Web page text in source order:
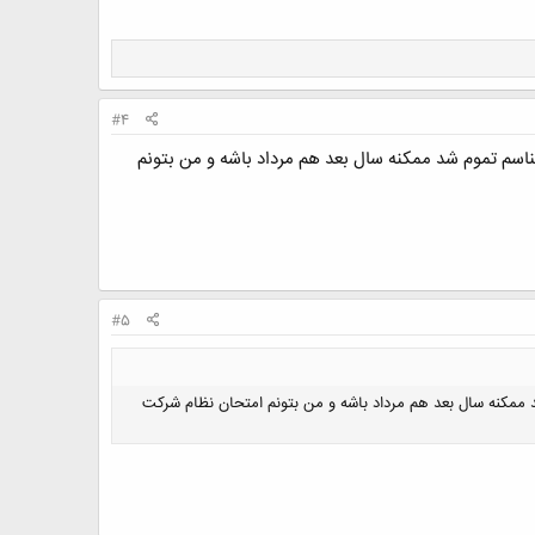
#4
موفقیت میکنم... یه سوال داشتم اونم اینکه آزمون نظام چرا اومده مرداد؟ من 31 تیر 92 کارشناسم تموم شد ممکنه سال بعد هم مرداد باشه و من بتونم
#5
داشتم اونم اینکه آزمون نظام چرا اومده مرداد؟ من 31 تیر 92 کارشناسم تموم شد ممکنه سال بعد هم مرداد باشه و من بتونم امتحان نظام شرکت